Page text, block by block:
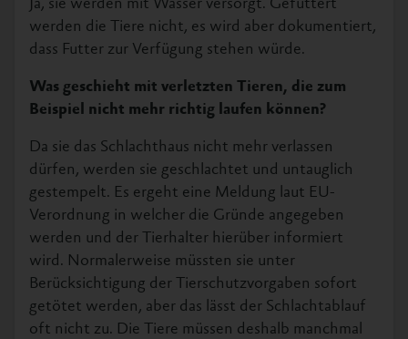
Ja, sie werden mit Wasser versorgt. Gefüttert
werden die Tiere nicht, es wird aber dokumentiert,
dass Futter zur Verfügung stehen würde.
Was geschieht mit verletzten Tieren, die zum
Beispiel nicht mehr richtig laufen können?
Da sie das Schlachthaus nicht mehr verlassen
dürfen, werden sie geschlachtet und untauglich
gestempelt. Es ergeht eine Meldung laut EU-
Verordnung in welcher die Gründe angegeben
werden und der Tierhalter hierüber informiert
wird. Normalerweise müssten sie unter
Berücksichtigung der Tierschutzvorgaben sofort
getötet werden, aber das lässt der Schlachtablauf
oft nicht zu. Die Tiere müssen deshalb manchmal